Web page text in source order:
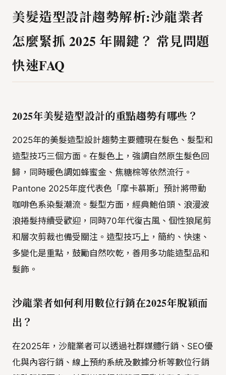
美髮造型設計趨勢解析:沙龍業者
怎麼緊抓 2025 年關鍵？ 常見問題
快速FAQ
2025年美髮造型設計的重點趨勢有哪些？
2025年的美髮造型設計趨勢主要體現在髮色、髮型和
造型技巧三個方面。在髮色上，強調自然原生髮色回
歸，同時暖色調如蜂蜜金、焦糖棕等依然流行。
Pantone 2025年度代表色「摩卡慕斯」預計將帶動
咖啡色系染髮潮流。髮型方面，經典鮑伯頭、浪漫波
浪捲髮持續受歡迎，同時70年代復古風、個性狼尾剪
和層次剪裁也備受關注。造型技巧上，簡約、快速、
多變化是重點，鼓勵自然吹乾，善用多功能造型品和
髮飾。
沙龍業者如何利用數位行銷在2025年脫穎而
出？
在2025年，沙龍業者可以透過社群媒體行銷、SEO優
化與內容行銷、線上預約系統及數據分析等數位行銷